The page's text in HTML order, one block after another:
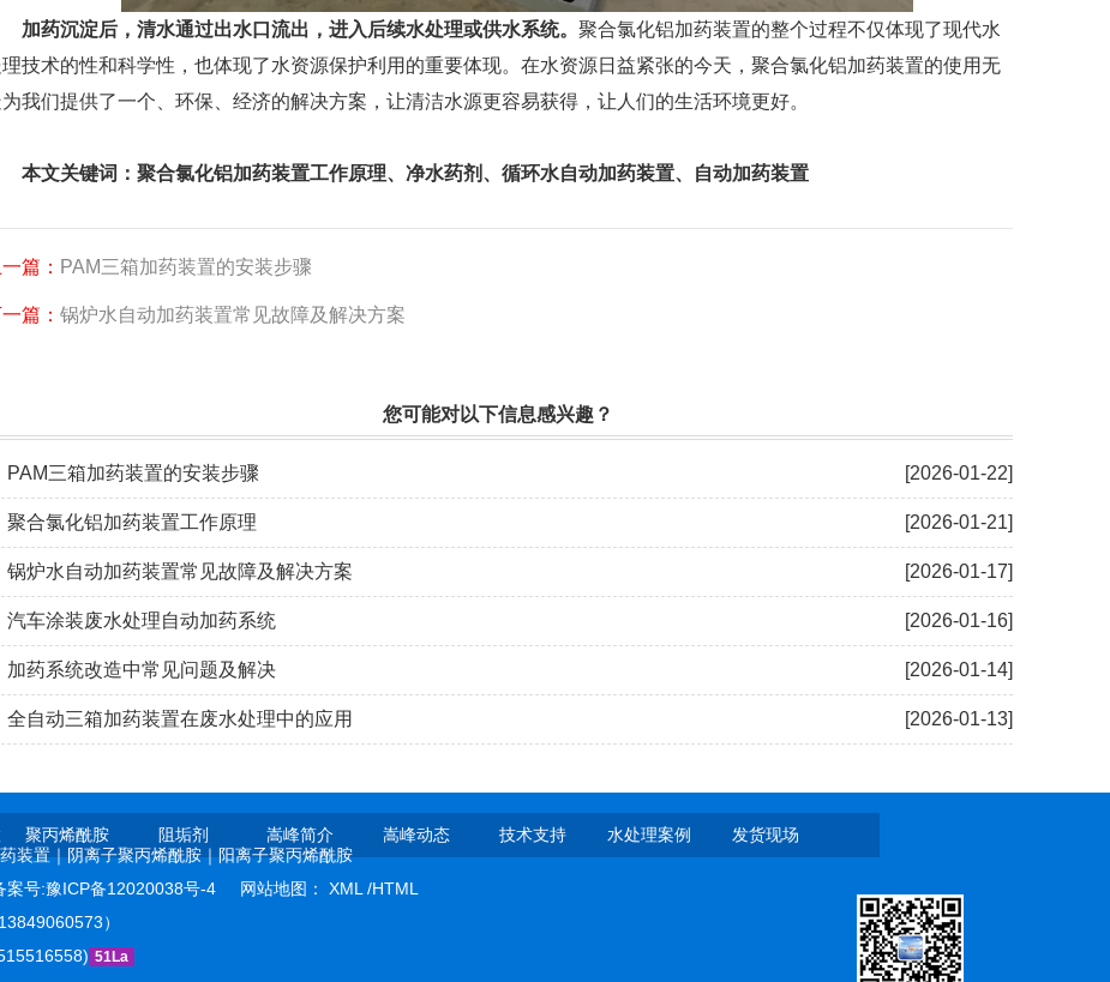
加药沉淀后，清水通过出水口流出，进入后续水处理或供水系统。 聚合氯化铝加药装置的整个过程不仅体现了现代水
技术的性和科学性，也体现了水资源保护利用的重要体现。在水资源日益紧张的今天，聚合氯化铝加药装置的使用无
我们提供了一个、环保、经济的解决方案，让清洁水源更容易获得，让人们的生活环境更好。
本文关键词： 聚合氯化铝加药装置工作原理、 净水药剂 、 循环水自动加药装置、 自动加药装置
一篇： PAM三箱加药装置的安装步骤
篇： 锅炉水自动加药装置常见故障及解决方案
您可能对以下信息感兴趣？
[2026-01-22]
PAM三箱加药装置的安装步骤
[2026-01-21]
聚合氯化铝加药装置工作原理
[2026-01-17]
锅炉水自动加药装置常见故障及解决方案
[2026-01-16]
汽车涂装废水处理自动加药系统
[2026-01-14]
加药系统改造中常见问题及解决
[2026-01-13]
全自动三箱加药装置在废水处理中的应用
聚丙烯酰胺 阻垢剂 嵩峰简介 嵩峰动态 技术支持 水处理案例
发货现场
装置｜阴离子聚丙烯酰胺｜阳离子聚丙烯酰胺
案号:豫ICP备12020038号-4 网站地图： XML /HTML
）
51La